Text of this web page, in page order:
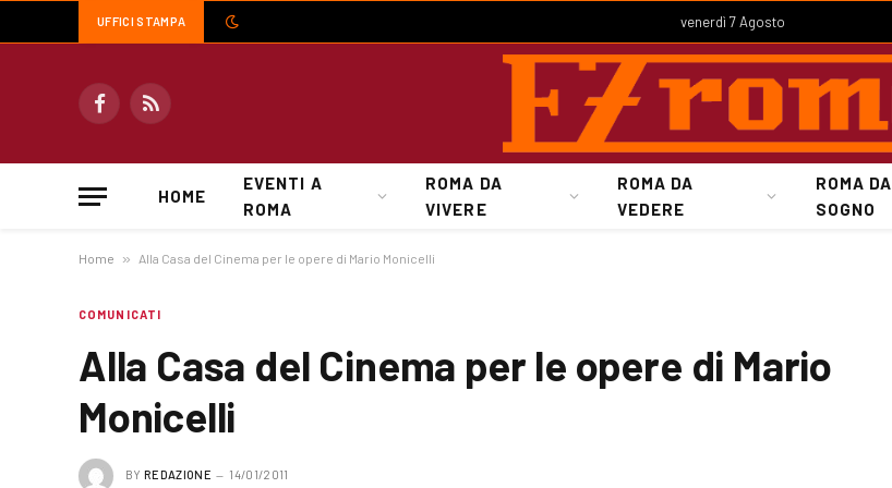
UFFICI STAMPA venerdì 7 Agosto
FacebookRSS
HOME
EVENTI A
ROMA
ROMA DA
VIVERE
ROMA DA
VEDERE
ROMA DA
SOGNO
Home » Alla Casa del Cinema per le opere di Mario Monicelli
COMUNICATI
Alla Casa del Cinema per le opere di Mario
Monicelli
BY REDAZIONE 14/01/2011